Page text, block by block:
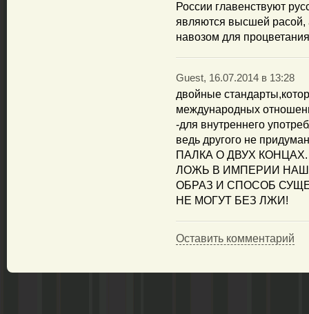
России главенствуют
являются высшей расой,
навозом для
Guest, 16.07.2014 в 13:28
двойные
международных
-для внутреннего
ведь другого не
ПАЛКА О ДВУХ КОНЦАХ.
ЛОЖЬ В ИМПЕРИИ
ОБРАЗ И СПОСОБ
НЕ МОГУТ БЕЗ ЛЖИ!
Оставить комментарий